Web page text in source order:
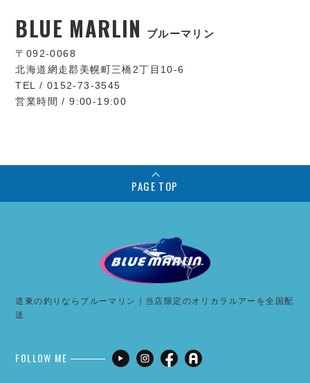
BLUE MARLIN ブルーマリン
〒092-0068
北海道網走郡美幌町三橋2丁目10-6
TEL / 0152-73-3545
営業時間 / 9:00-19:00
PAGE TOP
道東の釣りならブルーマリン｜当店限定のオリカラルアーを全国配
送
FOLLOW ME